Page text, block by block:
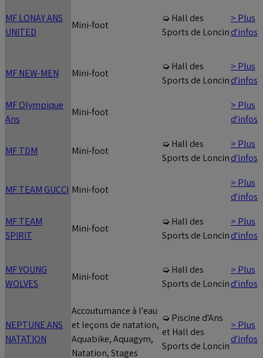
MF LONAY ANS
UNITED
Mini-foot
➭ Hall des
Sports de Loncin
> Plus
d'infos
MF NEW-MEN Mini-foot
➭ Hall des
Sports de Loncin
> Plus
d'infos
MF Olympique
Ans
Mini-foot
> Plus
d'infos
MF TDM Mini-foot
➭ Hall des
Sports de Loncin
> Plus
d'infos
MF TEAM GUCCI Mini-foot
> Plus
d'infos
MF TEAM
SPIRIT
Mini-foot
➭ Hall des
Sports de Loncin
> Plus
d'infos
MF YOUNG
WOLVES
Mini-foot
➭ Hall des
Sports de Loncin
> Plus
d'infos
NEPTUNE ANS
NATATION
Accoutumance à l'eau
et leçons de natation,
Aquabike, Aquagym,
Natation, Stages
➭ Piscine d'Ans
et Hall des
Sports de Loncin
> Plus
d'infos